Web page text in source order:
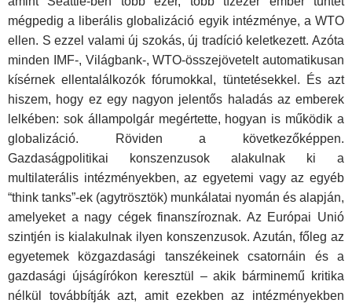
mégpedig a liberális globalizáció egyik intézménye, a WTO
ellen. S ezzel valami új szokás, új tradíció keletkezett. Azóta
minden IMF-, Világbank-, WTO-összejövetelt automatikusan
kísérnek ellentalálkozók fórumokkal, tüntetésekkel. És azt
hiszem, hogy ez egy nagyon jelentős haladás az emberek
lelkében: sok állampolgár megértette, hogyan is működik a
globalizáció. Röviden a következőképpen.
Gazdaságpolitikai konszenzusok alakulnak ki a
multilaterális intézményekben, az egyetemi vagy az egyéb
“think tanks”-ek (agytrösztök) munkálatai nyomán és alapján,
amelyeket a nagy cégek finanszíroznak. Az Európai Unió
szintjén is kialakulnak ilyen konszenzusok. Azután, főleg az
egyetemek közgazdasági tanszékeinek csatornáin és a
gazdasági újságírókon keresztül – akik bárminemű kritika
nélkül továbbítják azt, amit ezekben az intézményekben